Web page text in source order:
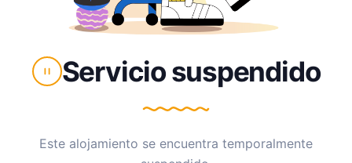
Servicio suspendido
Este alojamiento se encuentra temporalmente